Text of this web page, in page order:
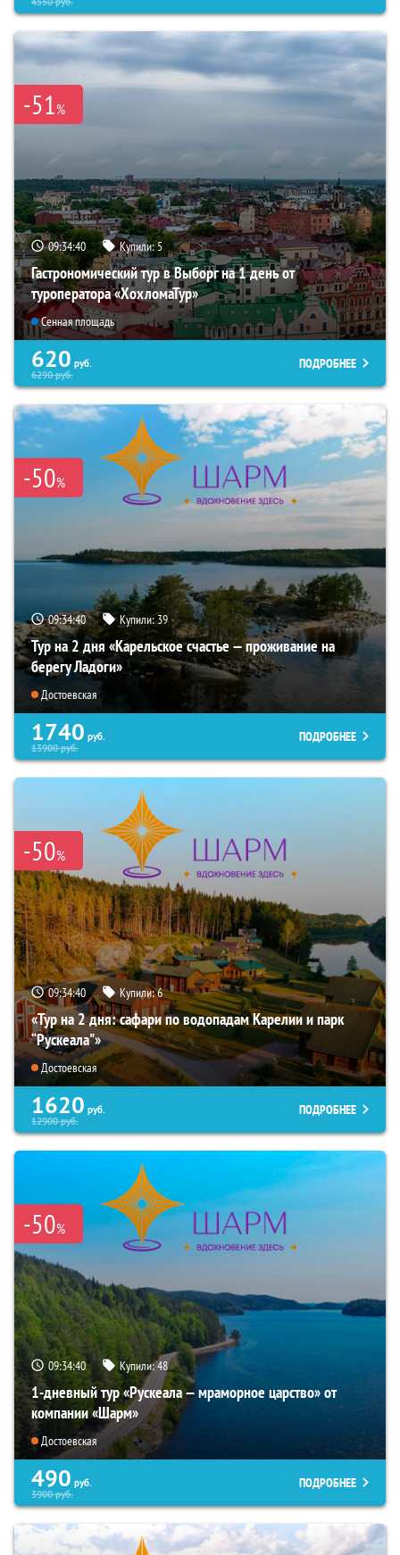
-51%
09:34:39 Купили:5
Гастрономический тур в Выборг на 1 день от
туроператора «ХохломаТур»
Сенная площадь
620 руб.
6290руб.
ПОДРОБНЕЕ
-50%
09:34:39 Купили:39
Тур на 2 дня «Карельское счастье — проживание на
берегу Ладоги»
Достоевская
1740 руб.
13900руб.
ПОДРОБНЕЕ
-50%
09:34:39 Купили:6
«Тур на 2 дня: сафари по водопадам Карелии и парк
“Рускеала"»
Достоевская
1620 руб.
12900руб.
ПОДРОБНЕЕ
-50%
09:34:39 Купили:48
1-дневный тур «Рускеала — мраморное царство» от
компании «Шарм»
Достоевская
490 руб.
3900руб.
ПОДРОБНЕЕ